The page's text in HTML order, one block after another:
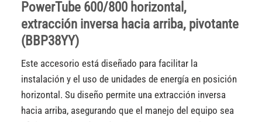
PowerTube 600/800 horizontal,
extracción inversa hacia arriba, pivotante
(BBP38YY)
Este accesorio está diseñado para facilitar la
instalación y el uso de unidades de energía en posición
horizontal. Su diseño permite una extracción inversa
hacia arriba, asegurando que el manejo del equipo sea